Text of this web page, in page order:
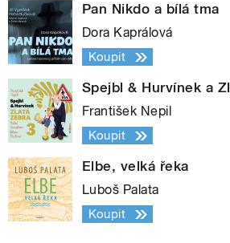
Pan Nikdo a bílá tma
Dora Kaprálová
Koupit
Spejbl & Hurvínek a
František Nepil
Koupit
Elbe, velká řeka
Luboš Palata
Koupit